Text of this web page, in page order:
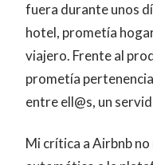
fuera durante unos
hotel, prometía
viajero. Frente al
prometía
entre ell@s, un
Mi crítica a Airbnb no